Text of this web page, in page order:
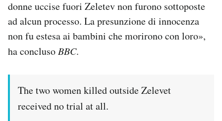
donne uccise fuori Zeletev non furono sottoposte
ad alcun processo. La presunzione di innocenza
non fu estesa ai bambini che morirono con loro»,
ha conclusoBBC.
The two women killed outside Zelevet
received no trial at all.